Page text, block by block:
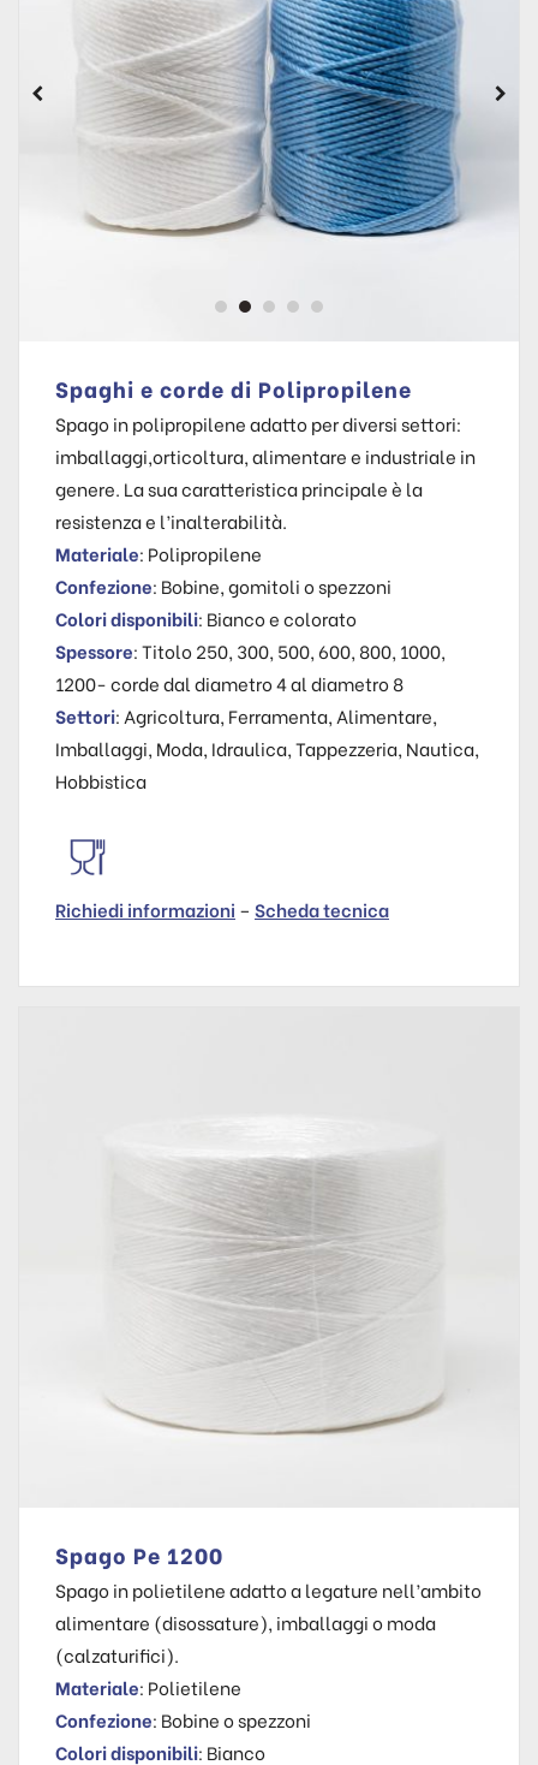
Spaghi e corde di Polipropilene
Spago in polipropilene adatto per diversi settori:
imballaggi,orticoltura, alimentare e industriale in
genere. La sua caratteristica principale è la
resistenza e l’inalterabilità.
Materiale: Polipropilene
Confezione: Bobine, gomitoli o spezzoni
Colori disponibili: Bianco e colorato
Spessore: Titolo 250, 300, 500, 600, 800, 1000,
1200- corde dal diametro 4 al diametro 8
Settori: Agricoltura, Ferramenta, Alimentare,
Imballaggi, Moda, Idraulica, Tappezzeria, Nautica,
Hobbistica
Richiedi informazioni – Scheda tecnica
Spago Pe 1200
Spago in polietilene adatto a legature nell’ambito
alimentare (disossature), imballaggi o moda
(calzaturifici).
Materiale: Polietilene
Confezione: Bobine o spezzoni
Colori disponibili: Bianco